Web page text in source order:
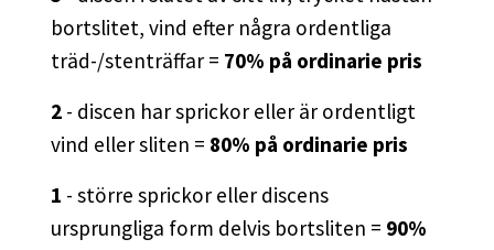
bortslitet, vind efter några ordentliga
träd-/stenträffar = 70% på ordinarie pris
2 - discen har sprickor eller är ordentligt
vind eller sliten = 80% på ordinarie pris
1 - större sprickor eller discens
ursprungliga form delvis bortsliten = 90%